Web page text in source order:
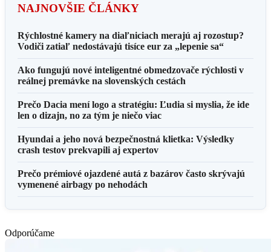
NAJNOVŠIE ČLÁNKY
Rýchlostné kamery na diaľniciach merajú aj rozostup?
Vodiči zatiaľ nedostávajú tisíce eur za „lepenie sa“
Ako fungujú nové inteligentné obmedzovače rýchlosti v
reálnej premávke na slovenských cestách
Prečo Dacia mení logo a stratégiu: Ľudia si myslia, že ide
len o dizajn, no za tým je niečo viac
Hyundai a jeho nová bezpečnostná klietka: Výsledky
crash testov prekvapili aj expertov
Prečo prémiové ojazdené autá z bazárov často skrývajú
vymenené airbagy po nehodách
Odporúčame